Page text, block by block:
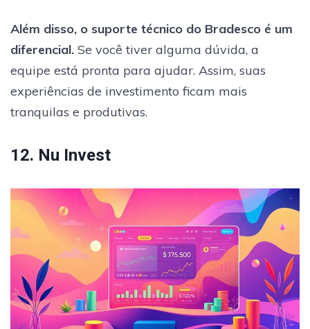
Além disso, o suporte técnico do Bradesco é um
diferencial. Se você tiver alguma dúvida, a
equipe está pronta para ajudar. Assim, suas
experiências de investimento ficam mais
tranquilas e produtivas.
12. Nu Invest